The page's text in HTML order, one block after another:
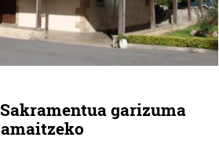
garizuma